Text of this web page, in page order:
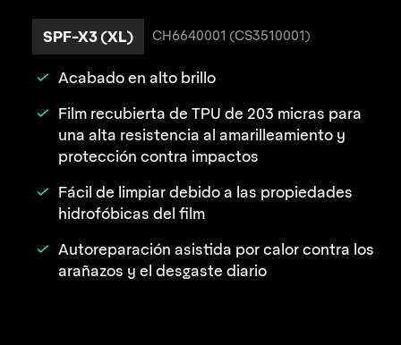
SPF-X3 (XL) CH6640001 (CS3510001)
Acabado en alto brillo
Film recubierta de TPU de 203 micras para
una alta resistencia al amarilleamiento y
protección contra impactos
Fácil de limpiar debido a las propiedades
hidrofóbicas del film
Autoreparación asistida por calor contra los
arañazos y el desgaste diario